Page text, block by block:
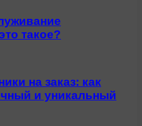
такое?
на заказ: как
и уникальный